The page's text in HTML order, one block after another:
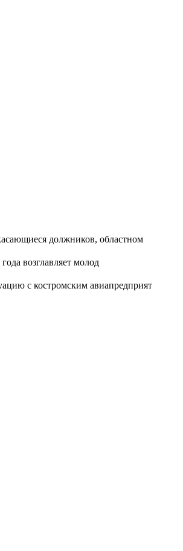
должников, областном
возглавляет молод
с костромским авиапредприят